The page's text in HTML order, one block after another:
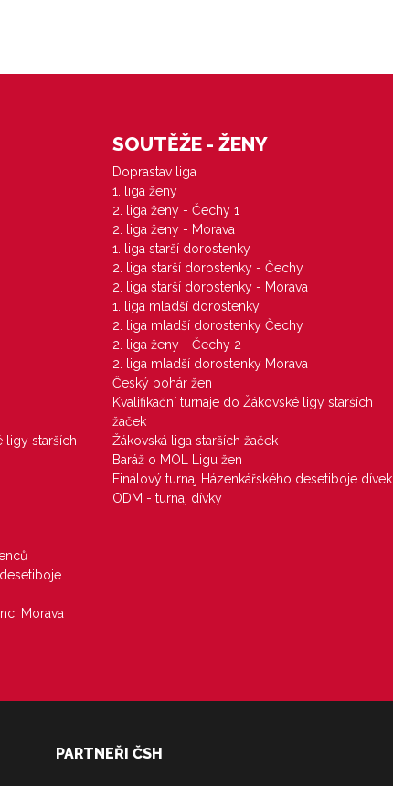
ligy starších
Morava
SOUTĚŽE - ŽENY
Doprastav liga
1. liga ženy
2. liga ženy - Čechy 1
2. liga ženy - Morava
1. liga starší dorostenky
2. liga starší dorostenky - Čechy
2. liga starší dorostenky - Morava
1. liga mladší dorostenky
2. liga mladší dorostenky Čechy
2. liga ženy - Čechy 2
2. liga mladší dorostenky Morava
Český pohár žen
Kvalifikační turnaje do Žákovské ligy starších
žaček
Žákovská liga starších žaček
Baráž o MOL Ligu žen
Finálový turnaj Házenkářského desetiboje dívek
ODM - turnaj dívky
PARTNEŘI ČSH